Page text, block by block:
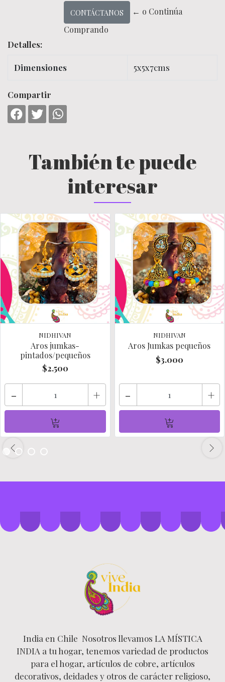
CONTÁCTANOS
← o Continúa
Comprando
Detalles:
Dimensiones 5x5x7cms
Compartir
También te puede
interesar
NIDHIVAN
Aros jumkas-
pintados/pequeños
$2.500
- +
NIDHIVAN
Aros Jumkas pequeños
$3.000
- +
India en Chile Nosotros llevamos LA MÍSTICA
INDIA a tu hogar, tenemos variedad de productos
para el hogar, artículos de cobre, artículos
decorativos, deidades y otros de carácter religioso,